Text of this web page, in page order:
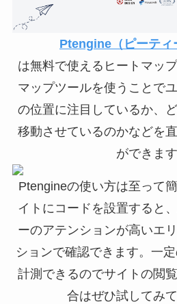
Ptengine（ピーティ
は無料で使えるヒートマッ
マップツールを使うことで
の位置に注目しているか、
移動させているのかなどを
ができます
Ptengineの使い方は至って
イトにコードを設置すると
ーのアテンションが高いエ
ションで確認できます。一
計測できるのでサイトの閲
合はぜひ試してみて